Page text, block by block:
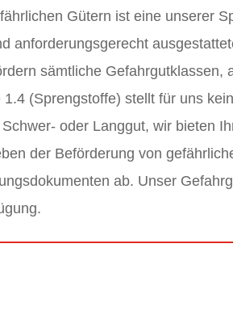
Gütern ist eine unserer
anforderungsgerecht
sämtliche Gefahrgutklassen,
(Sprengstoffe) stellt für uns
oder Langgut, wir bieten
der Beförderung von
ab. Unser